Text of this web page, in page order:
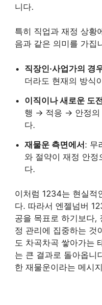
니다.
특히 직업과 재정 상황
음과 같은 의미를 가집
직장인·사업가의 경
더라도 현재의 방식
이직이나 새로운 도
행 → 적응 → 안정의
다.
재물운 측면에서: 무
와 절약이 재정 안정
다.
이처럼 1234는 현실적
다. 따라서 엔젤넘버
공을 목표로 하기보다,
정 관리에 집중하는 것
도 차곡차곡 쌓아가는
는 큰 결과로 돌아옵니
한 재물운이라는 메시